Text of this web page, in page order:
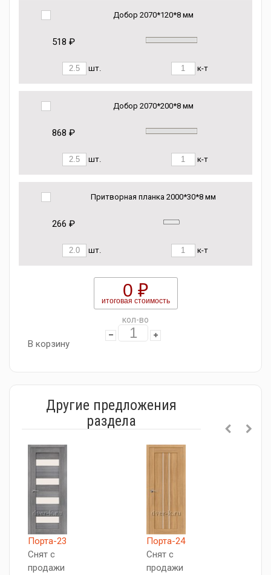
Добор 2070*120*8 мм
518 ₽
шт. к-т
Добор 2070*200*8 мм
868 ₽
шт. к-т
Притворная планка 2000*30*8 мм
266 ₽
шт. к-т
0 ₽
итоговая стоимость
кол-во
В корзину
Другие предложения
раздела
Порта-23
Снят с
продажи
Порта-24
Снят с
продажи